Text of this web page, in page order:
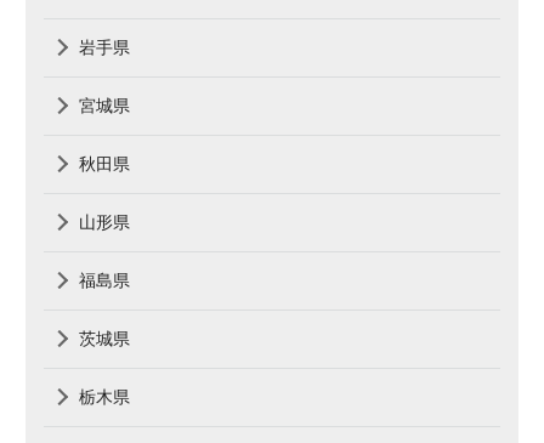
岩手県
宮城県
秋田県
山形県
福島県
茨城県
栃木県